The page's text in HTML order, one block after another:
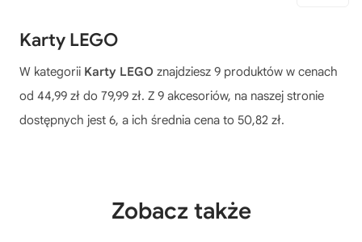
Karty LEGO
W kategorii Karty LEGO znajdziesz 9 produktów w cenach
od 44,99 zł do 79,99 zł. Z 9 akcesoriów, na naszej stronie
dostępnych jest 6, a ich średnia cena to 50,82 zł.
Zobacz także